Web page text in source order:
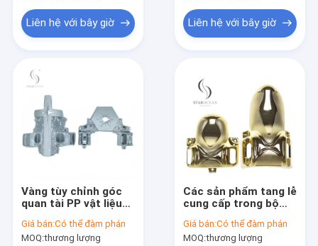
Yêu cầu báo giá
Coffin trang trí
Coffin Corner
Tay cầm nhựa quan tài
Kim loại quan tài xử lý
Casket Swing Bar
Liên hệ với bây giờ Liên hệ với bây giờ
Vàng tùy chỉnh góc
quan tài PP vật liệu
Xưởng tang lễ 12#
Giá bán:Có thể đàm phán
MOQ:thương lượng
Các sản phẩm tang lễ
cung cấp trong bộ
màu đồng trang trí
quan tài 5# B
Giá bán:Có thể đàm phán
MOQ:thương lượng